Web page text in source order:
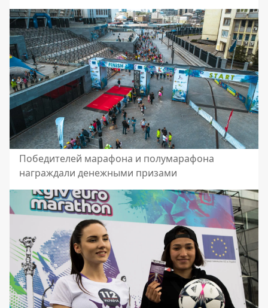
Победителей марафона и полумарафона
награждали денежными призами